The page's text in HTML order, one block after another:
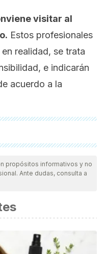
visitar al
Estos profesionales
realidad, se trata
e indicarán
acuerdo a la
a profundidad por
confiabilidad,
de este artículo fue
Spermaallergie.Der
s00105-015-3710-1
propósitos informativos y no
Ante dudas, consulta a